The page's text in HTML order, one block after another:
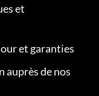
et
et garanties
auprès de nos